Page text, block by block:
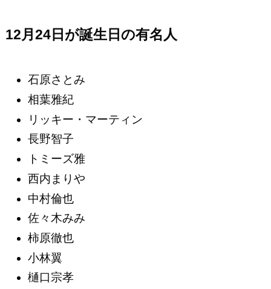
12月24日が誕生日の有名人
石原さとみ
相葉雅紀
リッキー・マーティン
長野智子
トミーズ雅
西内まりや
中村倫也
佐々木みみ
柿原徹也
小林翼
樋口宗孝